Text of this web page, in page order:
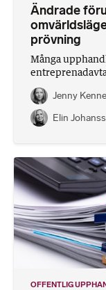
Ändrade
prövning
Många
Jenny
Elin
OFFENTLIG